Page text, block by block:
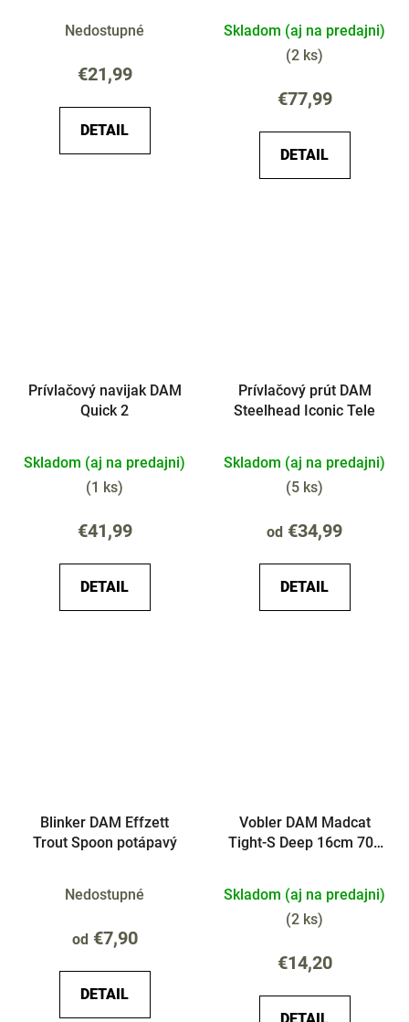
Nedostupné
€21,99
DETAIL
Skladom (aj na predajni)
(2 ks)
€77,99
DETAIL
Prívlačový navijak DAM
Quick 2
Skladom (aj na predajni)
(1 ks)
€41,99
DETAIL
Prívlačový prút DAM
Steelhead Iconic Tele
Skladom (aj na predajni)
(5 ks)
od €34,99
DETAIL
Blinker DAM Effzett
Trout Spoon potápavý
Nedostupné
od€7,90
DETAIL
Vobler DAM Madcat
Tight-S Deep 16cm 70g
Skladom (aj na predajni)
(2 ks)
€14,20
DETAIL